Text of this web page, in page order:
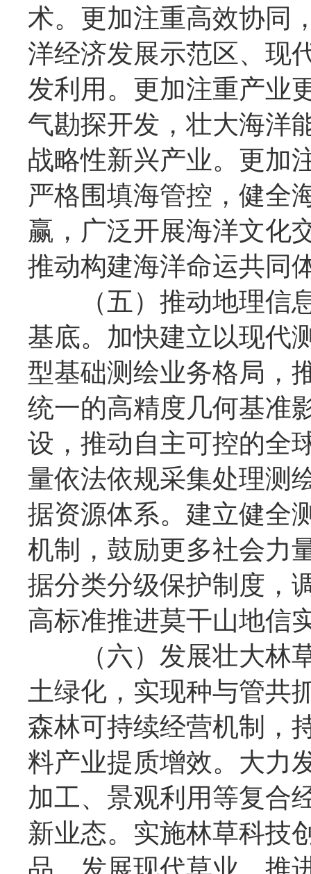
术。更加注重高效协同
洋经济发展示范区、现
发利用。更加注重产业
气勘探开发，壮大海洋
战略性新兴产业。更加
严格围填海管控，健全
赢，广泛开展海洋文化
推动构建海洋命运共同
（五）推动地理信息
基底。加快建立以现代
型基础测绘业务格局，
统一的高精度几何基准
设，推动自主可控的全
量依法依规采集处理测
据资源体系。建立健全
机制，鼓励更多社会力
据分类分级保护制度，
高标准推进莫干山地信
（六）发展壮大林草
土绿化，实现种与管共
森林可持续经营机制，
料产业提质增效。大力
加工、景观利用等复合
新业态。实施林草科技